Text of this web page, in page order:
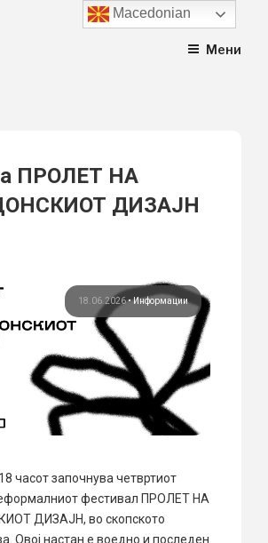
Мени
ПРОЛЕТ НА
ДИЗАЈН
18.06.2026•Информации
часот започнува четвртиот
фестивал ПРОЛЕТ НА
ДИЗАЈН, во скопското
Овој настан е воедно и последен
Macedonian